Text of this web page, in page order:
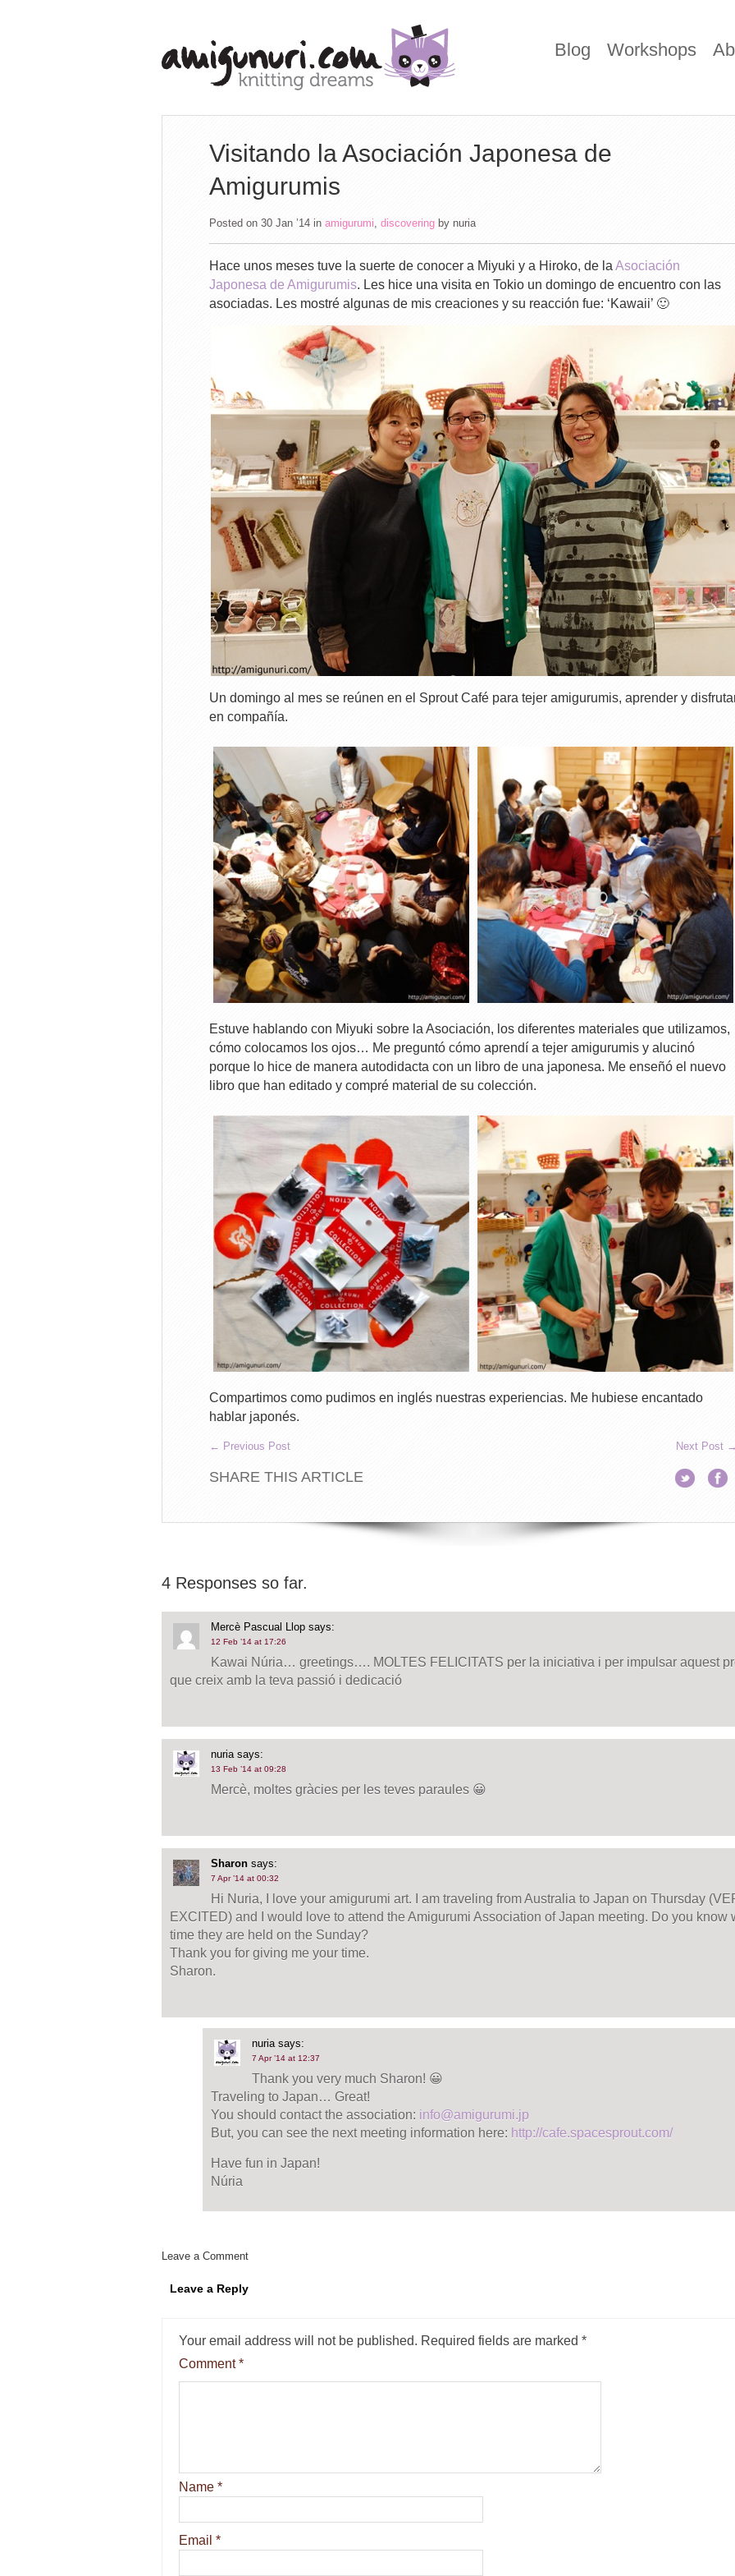
Blog Workshops
Visitando la Asociación Japonesa de
Amigurumis
Posted on 30 Jan ’14 in amigurumi, discovering by nuria
Hace unos meses tuve la suerte de conocer a Miyuki y a Hiroko, de la Asociación
Japonesa de Amigurumis. Les hice una visita en Tokio un domingo de encuentro con las
asociadas. Les mostré algunas de mis creaciones y su reacción fue: ‘Kawaii’ 🙂
Un domingo al mes se reúnen en el Sprout Café para tejer amigurumis, aprender y
en compañía.
Estuve hablando con Miyuki sobre la Asociación, los diferentes materiales que utilizamos,
cómo colocamos los ojos… Me preguntó cómo aprendí a tejer amigurumis y alucinó
porque lo hice de manera autodidacta con un libro de una japonesa. Me enseñó el nuevo
libro que han editado y compré material de su colección.
Compartimos como pudimos en inglés nuestras experiencias. Me hubiese encantado
hablar japonés.
← Previous Post Next Post
SHARE THIS ARTICLE
4 Responses so far.
Mercè Pascual Llop says:
12 Feb ’14 at 17:26
Kawai Núria… greetings…. MOLTES FELICITATS per la iniciativa i per impulsar aquest
que creix amb la teva passió i dedicació
nuria says:
13 Feb ’14 at 09:28
Mercè, moltes gràcies per les teves paraules 😀
Sharon says:
7 Apr ’14 at 00:32
Hi Nuria, I love your amigurumi art. I am traveling from Australia to Japan on Thursday
EXCITED) and I would love to attend the Amigurumi Association of Japan meeting. Do you know
time they are held on the Sunday?
Thank you for giving me your time.
Sharon.
nuria says:
7 Apr ’14 at 12:37
Thank you very much Sharon! 😀
Traveling to Japan… Great!
You should contact the association: info@amigurumi.jp
But, you can see the next meeting information here: http://cafe.spacesprout.com/
Have fun in Japan!
Núria
Leave a Comment
Leave a Reply
Your email address will not be published. Required fields are marked *
Comment*
Name *
Email *